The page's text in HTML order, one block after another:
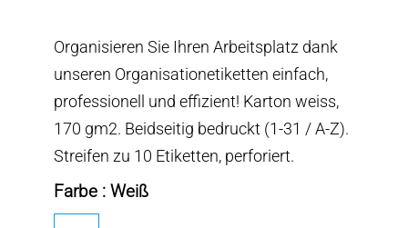
Organisieren Sie Ihren Arbeitsplatz dank
unseren Organisationetiketten einfach,
professionell und effizient! Karton weiss,
170 gm2. Beidseitig bedruckt (1-31 / A-Z).
Streifen zu 10 Etiketten, perforiert.
Farbe : Weiß